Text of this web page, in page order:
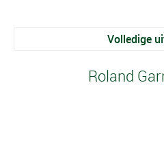
Volledige
Roland